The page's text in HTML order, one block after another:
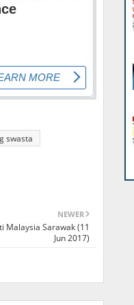
swasta
NEWER
Malaysia Sarawak (11
Jun 2017)